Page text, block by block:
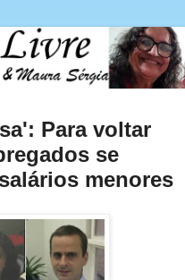
Para voltar
se
menores